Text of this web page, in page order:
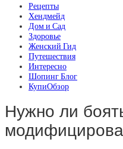
Рецепты
Хендмейд
Дом и Сад
Здоровье
Женский Гид
Путешествия
Интересно
Шопинг Блог
КупиОбзор
Нужно ли